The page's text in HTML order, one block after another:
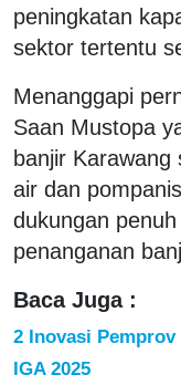
peningkatan
sektor tertentu
Menanggapi
Saan Mustopa
banjir
air dan
dukungan
penanganan
Baca Juga :
2 Inovasi
IGA 2025